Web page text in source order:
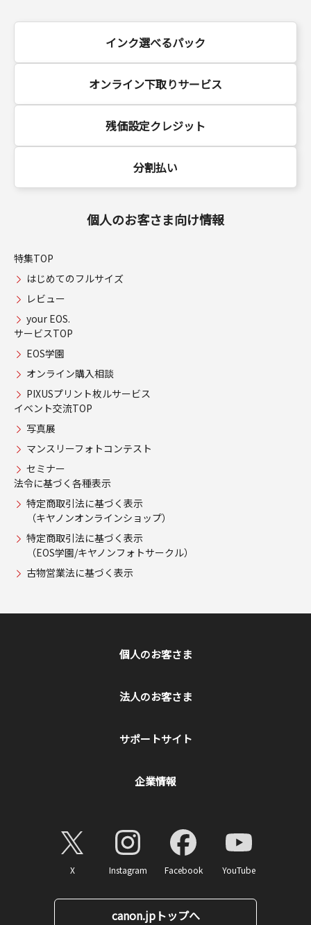
インク選べるパック
オンライン下取りサービス
残価設定クレジット
分割払い
個人のお客さま向け情報
特集TOP
はじめてのフルサイズ
レビュー
your EOS.
サービスTOP
EOS学園
オンライン購入相談
PIXUSプリント枚ルサービス
イベント交流TOP
写真展
マンスリーフォトコンテスト
セミナー
法令に基づく各種表示
特定商取引法に基づく表示
（キヤノンオンラインショップ）
特定商取引法に基づく表示
（EOS学園/キヤノンフォトサークル）
古物営業法に基づく表示
個人のお客さま
法人のお客さま
サポートサイト
企業情報
X Instagram Facebook YouTube
canon.jpトップへ